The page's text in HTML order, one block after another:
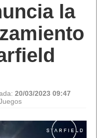
la
20/03/2023 09:47